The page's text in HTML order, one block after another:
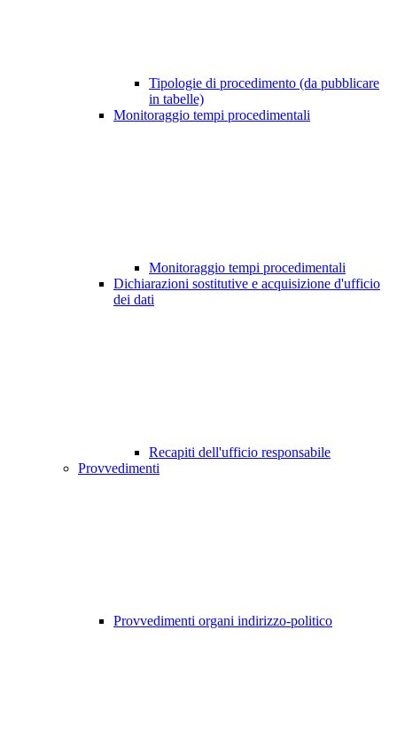
Tipologie di procedimento (da pubblicare
in tabelle)
Monitoraggio tempi procedimentali
Monitoraggio tempi procedimentali
Dichiarazioni sostitutive e acquisizione d'ufficio
dei dati
Recapiti dell'ufficio responsabile
Provvedimenti
Provvedimenti organi indirizzo-politico